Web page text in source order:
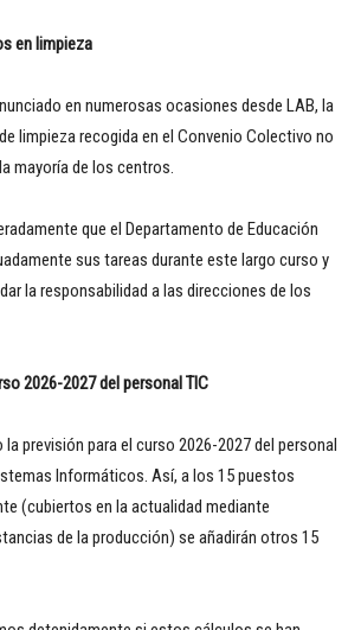
en limpieza
en numerosas ocasiones desde LAB, la
limpieza recogida en el Convenio Colectivo no
mayoría de los centros.
que el Departamento de Educación
sus tareas durante este largo curso y
la responsabilidad a las direcciones de los
2026-2027 del personal TIC
previsión para el curso 2026-2027 del personal
Informáticos. Así, a los 15 puestos
(cubiertos en la actualidad mediante
de la producción) se añadirán otros 15